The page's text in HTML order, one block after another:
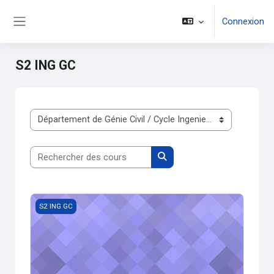
Connexion
S2 ING GC
Catégories de cours
Rechercher des cours
Rechercher des cours
Analyse 2 (INGGC1)
S2 ING GC